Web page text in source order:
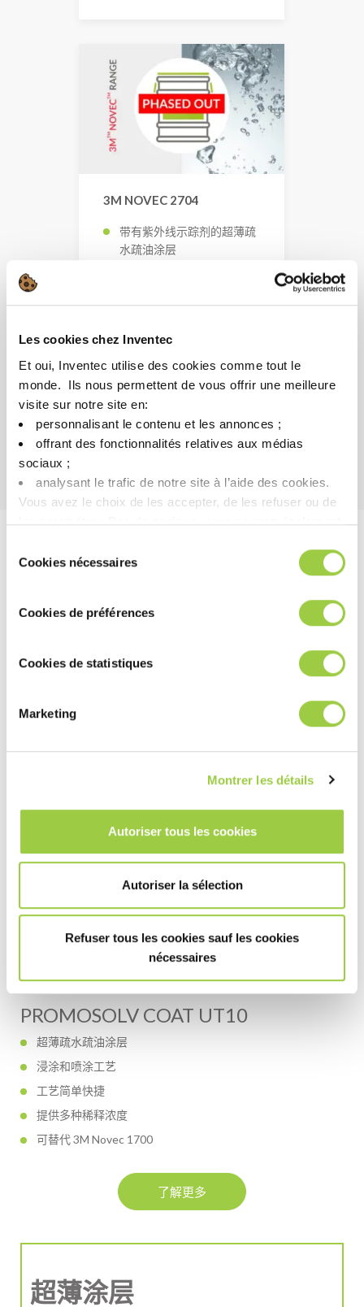
Les cookies chez Inventec
Et oui, Inventec utilise des cookies comme tout le
monde. ​ Ils nous permettent de vous offrir une meilleure
visite sur notre site en:​
personnalisant le contenu et les annonces ;​
offrant des fonctionnalités relatives aux médias
sociaux ; ​
analysant le trafic de notre site à l’aide des cookies.​
Vous avez le choix de les accepter, de les refuser ou de
les paramétrer.​ Pas de panique, vous pourrez également
cookies.​ ​ ​
duCookies nécessaires
Cookies de préférences
Cookies de statistiques
Marketing
Montrer les détails
Autoriser tous les cookies
Autoriser la sélection
Refuser tous les cookies sauf les cookies
nécessaires
3M NOVEC 2704
带有紫外线示踪剂的超薄疏
水疏油涂层
查看所有 3M
Novec 替代产品
发现我们超薄涂层，防潮防
腐蚀！
PROMOSOLV COAT UT10
超薄疏水疏油涂层
浸涂和喷涂工艺
工艺简单快捷
提供多种稀释浓度
可替代 3M Novec 1700
了解更多
超薄涂层